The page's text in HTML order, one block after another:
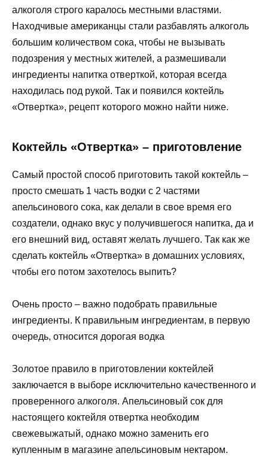
алкоголя строго каралось местными властями.
Находчивые американцы стали разбавлять алкоголь
большим количеством сока, чтобы не вызывать
подозрения у местных жителей, а размешивали
ингредиенты напитка отверткой, которая всегда
находилась под рукой. Так и появился коктейль
«Отвертка», рецепт которого можно найти ниже.
Коктейль «Отвертка» – приготовление
Самый простой способ приготовить такой коктейль –
просто смешать 1 часть водки с 2 частями
апельсинового сока, как делали в свое время его
создатели, однако вкус у получившегося напитка, да и
его внешний вид, оставят желать лучшего. Так как же
сделать коктейль «Отвертка» в домашних условиях,
чтобы его потом захотелось выпить?
Очень просто – важно подобрать правильные
ингредиенты. К правильным ингредиентам, в первую
очередь, относится дорогая водка
Золотое правило в приготовлении коктейлей
заключается в выборе исключительно качественного и
проверенного алкоголя. Апельсиновый сок для
настоящего коктейля отвертка необходим
свежевыжатый, однако можно заменить его
купленным в магазине апельсиновым нектаром.